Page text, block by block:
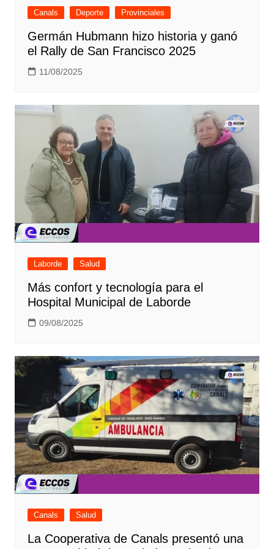
Canals Deporte Provinciales
Germán Hubmann hizo historia y ganó
el Rally de San Francisco 2025
11/08/2025
Laborde Salud
Más confort y tecnología para el
Hospital Municipal de Laborde
09/08/2025
Canals Salud
La Cooperativa de Canals presentó una